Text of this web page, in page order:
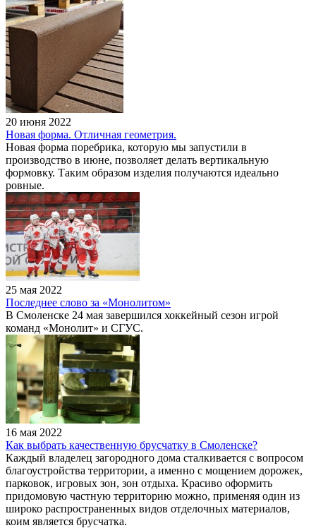
20 июня 2022
Новая форма. Отличная геометрия.
Новая форма поребрика, которую мы запустили в
производство в июне, позволяет делать вертикальную
формовку. Таким образом изделия получаются идеально
ровные.
25 мая 2022
Последнее слово за «Монолитом»
В Смоленске 24 мая завершился хоккейный сезон игрой
команд «Монолит» и СГУС.
16 мая 2022
Как выбрать качественную брусчатку в Смоленске?
Каждый владелец загородного дома сталкивается с вопросом
благоустройства территории, а именно с мощением дорожек,
парковок, игровых зон, зон отдыха. Красиво оформить
придомовую частную территорию можно, применяя один из
широко распространенных видов отделочных материалов,
коим является брусчатка.